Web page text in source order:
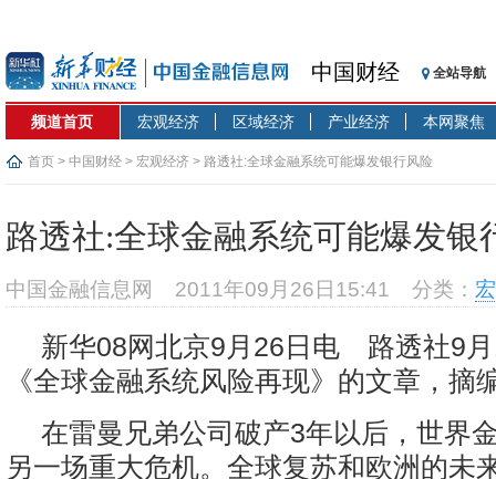
中国财经 全站导航
频道首页 宏观经济 区域经济 产业经济 本网聚焦
首页 > 中国财经 > 宏观经济 > 路透社:全球金融系统可能爆发银行风险
路透社:全球金融系统可能爆发银
中国金融信息网 2011年09月26日15:41 分类：
新华08网北京9月26日电 路透社9
《全球金融系统风险再现》的文章，摘
在雷曼兄弟公司破产3年以后，世界
另一场重大危机。全球复苏和欧洲的未